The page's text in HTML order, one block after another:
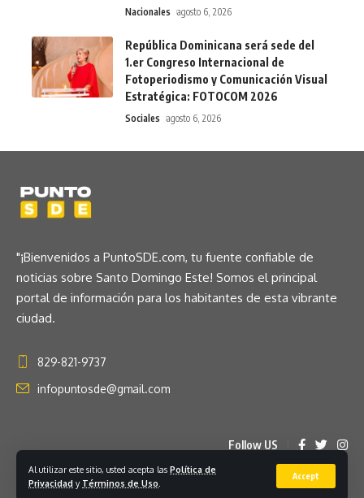
Al utilizar este sitio, usted acepta las Política de
Privacidad y Términos de Uso
Accept
Nacionales agosto 6, 2026
República Dominicana será sede del
1.er Congreso Internacional de
Fotoperiodismo y Comunicación Visual
Estratégica: FOTOCOM 2026
Sociales agosto 6, 2026
"¡Bienvenidos a PuntoSDE.com, tu fuente confiable de
noticias sobre Santo Domingo Este! Somos el principal
portal de información para los habitantes de esta vibrante
ciudad.
829-821-9737
infopuntosde@gmail.com
Follow US
© 2023 Puntosde.com. Hosted by Tomsites.com. All Rights Reserved.